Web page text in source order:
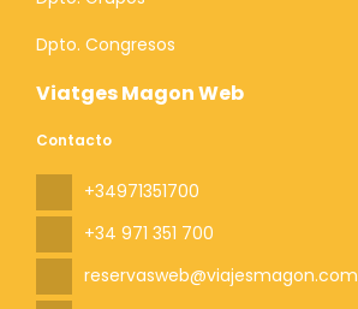
Viatges Magon Web
Contacto
+34971351700
+34 971 351 700
reservasweb@viajesmagon.com
Dpto. Congresos